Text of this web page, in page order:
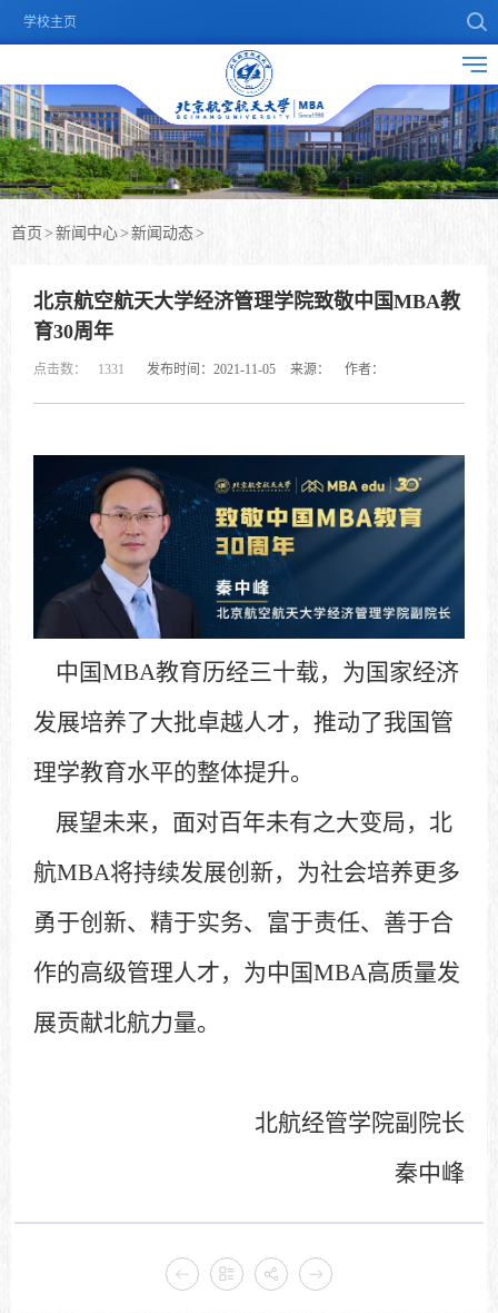
学校主页
首页 > 新闻中心>新闻动态>
北京航空航天大学经济管理学院致敬中国MBA教
育30周年
发布时间：2021-11-05 来源： 作者：
点击数： 1331
中国MBA教育历经三十载，为国家经济
发展培养了大批卓越人才，推动了我国管
理学教育水平的整体提升。
展望未来，面对百年未有之大变局，北
航MBA将持续发展创新，为社会培养更多
勇于创新、精于实务、富于责任、善于合
作的高级管理人才，为中国MBA高质量发
展贡献北航力量。
北航经管学院副院长
秦中峰